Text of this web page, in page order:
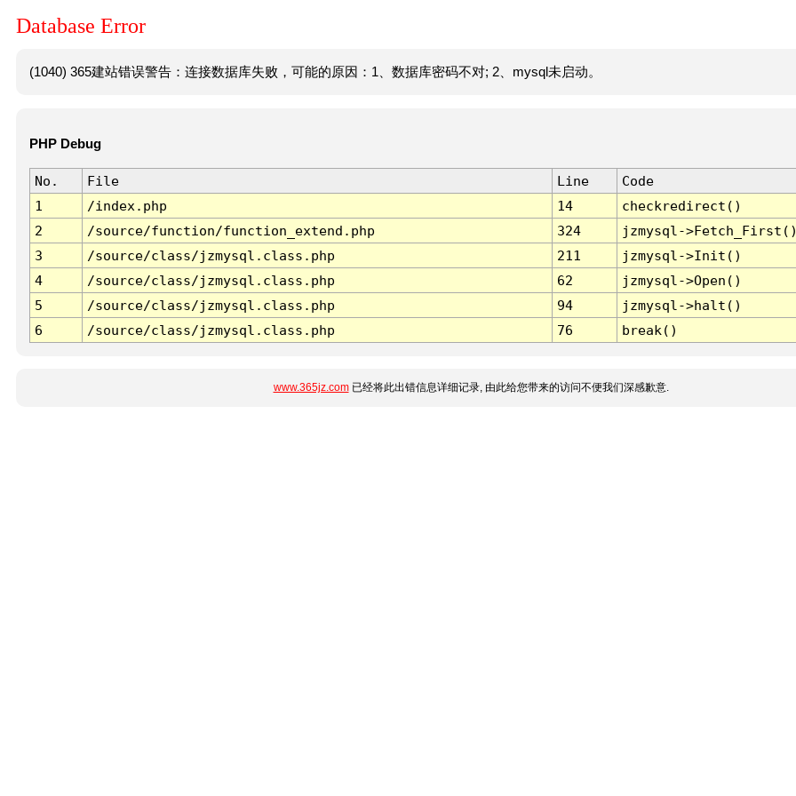
Database Error
(1040) 365建站错误警告：连接数据库失败，可能的原因：1、数据库密码不对; 2、mysql未启动。
PHP Debug
No. File Line
Code
1
/index.php 14
checkredirect()
2
/source/function/function_extend.php 324
jzmysql-
3
/source/class/jzmysql.class.php 211
jzmysql->Init()
4
/source/class/jzmysql.class.php 62
jzmysql->Open()
5
/source/class/jzmysql.class.php 94
jzmysql->halt()
6
/source/class/jzmysql.class.php 76 break()
www.365jz.com已经将此出错信息详细记录, 由此给您带来的访问不便我们深感歉意.